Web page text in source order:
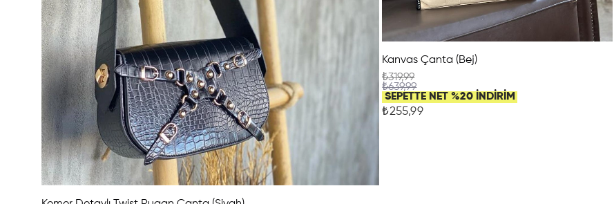
Kanvas Çanta (Bej)
₺319,99
₺639,99
SEPETTE NET %20 İNDİRİM
₺255,99